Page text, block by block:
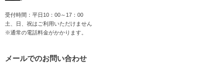
受付時間：平日10：00～17：00
土、日、祝はご利用いただけません
※通常の電話料金がかかります。
メールでのお問い合わせ